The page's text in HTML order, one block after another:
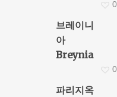
파리지옥
브레이니
아
Breynia
0
0